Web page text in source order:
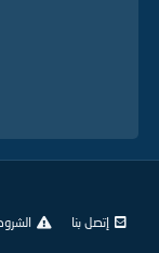
إتصل بنا